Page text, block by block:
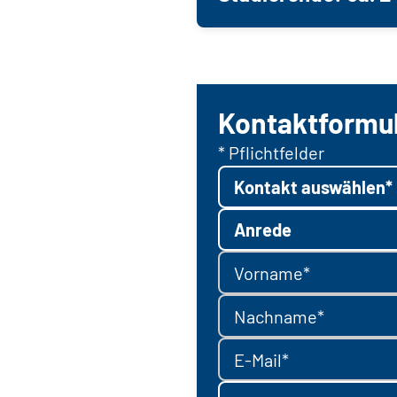
* Pflichtfelder
Kontakt auswählen*
Anrede
Vorname*
Nachname*
E-Mail*